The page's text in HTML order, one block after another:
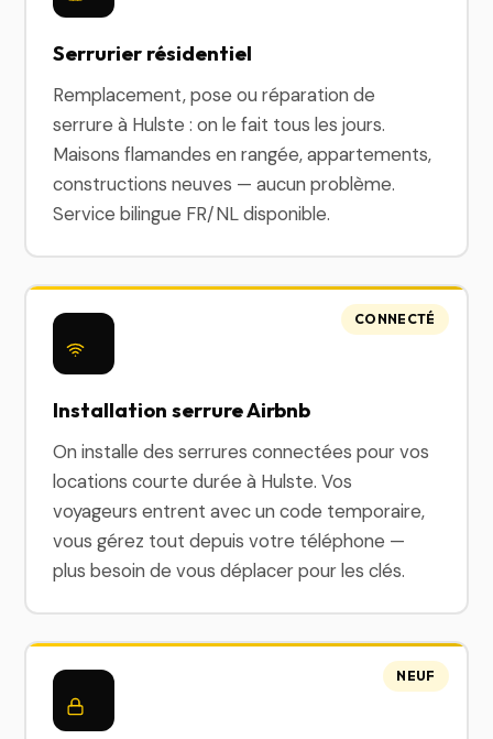
Serrurier résidentiel
Remplacement, pose ou réparation de
serrure à Hulste : on le fait tous les jours.
Maisons flamandes en rangée, appartements,
constructions neuves — aucun problème.
Service bilingue FR/NL disponible.
Installation serrure Airbnb
On installe des serrures connectées pour vos
locations courte durée à Hulste. Vos
voyageurs entrent avec un code temporaire,
vous gérez tout depuis votre téléphone —
plus besoin de vous déplacer pour les clés.
CONNECTÉ
NEUF